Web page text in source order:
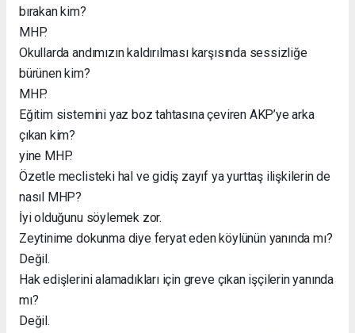
bırakan kim?
MHP.
Okullarda andımızın kaldırılması karşısında sessizliğe
bürünen kim?
MHP.
Eğitim sistemini yaz boz tahtasına çeviren AKP’ye arka
çıkan kim?
yine MHP.
Özetle meclisteki hal ve gidiş zayıf ya yurttaş ilişkilerin de
nasıl MHP?
İyi olduğunu söylemek zor.
Zeytinime dokunma diye feryat eden köylünün yanında mı?
Değil.
Hak edişlerini alamadıkları için greve çıkan işçilerin yanında
mı?
Değil.